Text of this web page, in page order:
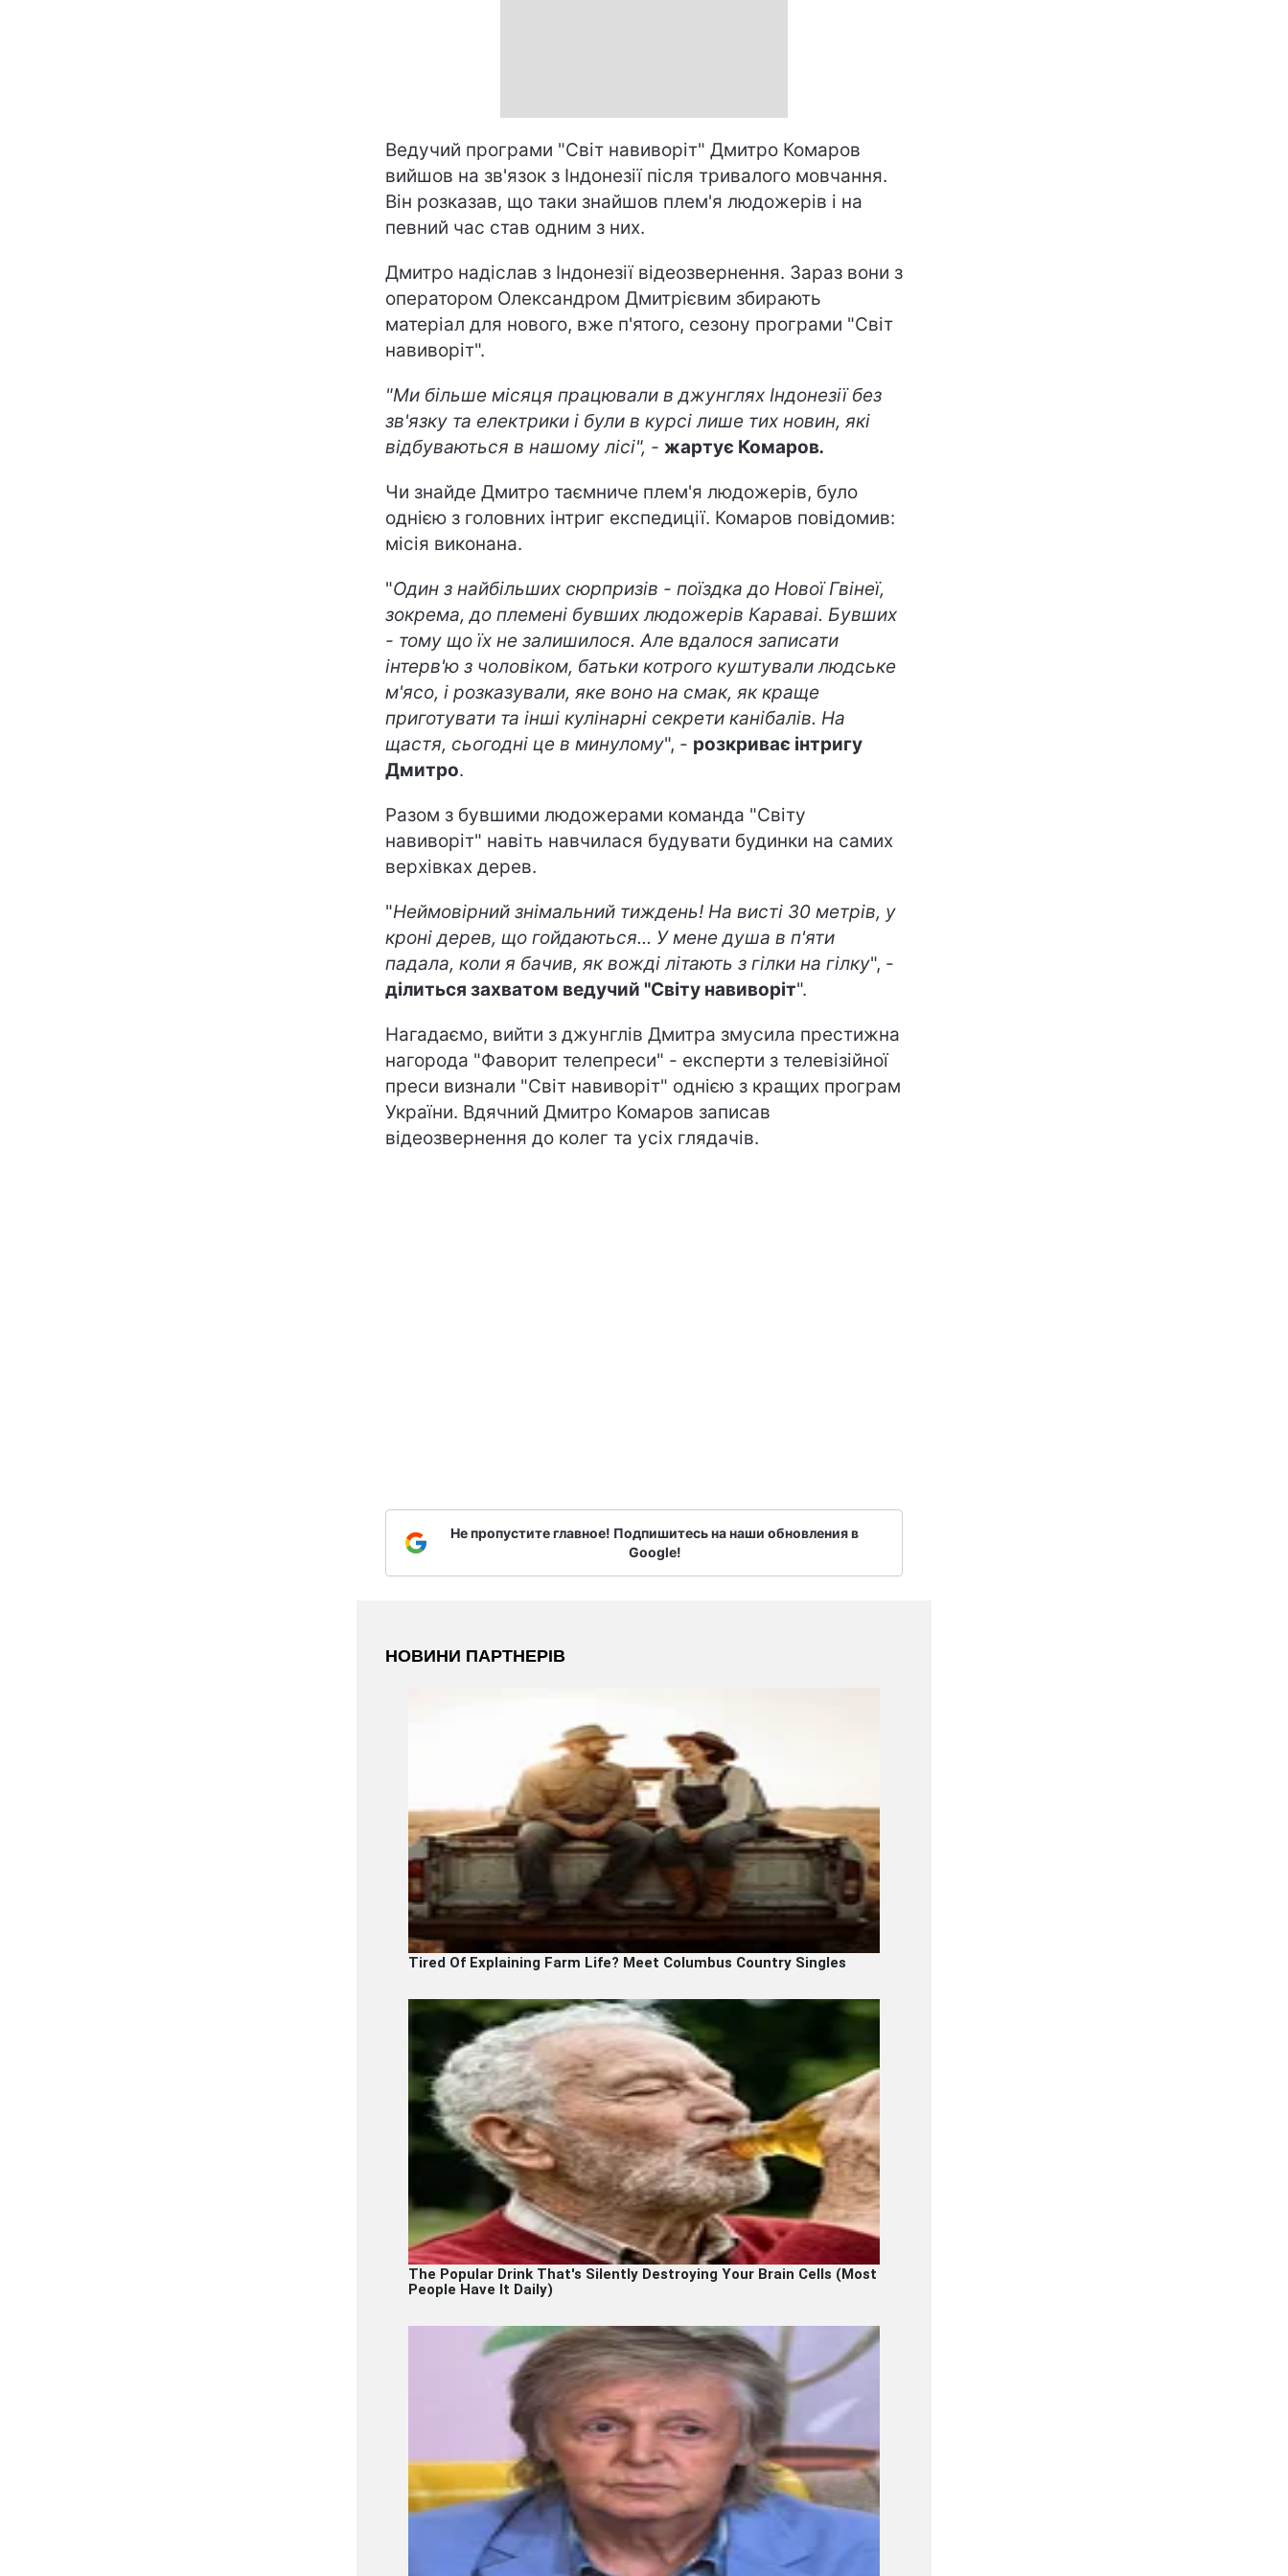
Ведучий програми "Світ навиворіт" Дмитро Комаров
вийшов на зв'язок з Індонезії після тривалого мовчання.
Він розказав, що таки знайшов плем'я людожерів і на
певний час став одним з них.
Дмитро надіслав з Індонезії відеозвернення. Зараз вони з
оператором Олександром Дмитрієвим збирають
матеріал для нового, вже п'ятого, сезону програми "Світ
навиворіт".
"Ми більше місяця працювали в джунглях Індонезії без
зв'язку та електрики і були в курсі лише тих новин, які
відбуваються в нашому лісі", - жартує Комаров.
Чи знайде Дмитро таємниче плем'я людожерів, було
однією з головних інтриг експедиції. Комаров повідомив:
місія виконана.
"Один з найбільших сюрпризів - поїздка до Нової Гвінеї,
зокрема, до племені бувших людожерів Караваі. Бувших
- тому що їх не залишилося. Але вдалося записати
інтерв'ю з чоловіком, батьки котрого куштували людське
м'ясо, і розказували, яке воно на смак, як краще
приготувати та інші кулінарні секрети канібалів. На
щастя, сьогодні це в минулому", - розкриває інтригу
Дмитро.
Разом з бувшими людожерами команда "Світу
навиворіт" навіть навчилася будувати будинки на самих
верхівках дерев.
"Неймовірний знімальний тиждень! На висті 30 метрів, у
кроні дерев, що гойдаються... У мене душа в п'яти
падала, коли я бачив, як вожді літають з гілки на гілку", -
ділиться захватом ведучий "Світу навиворіт".
Нагадаємо, вийти з джунглів Дмитра змусила престижна
нагорода "Фаворит телепреси" - експерти з телевізійної
преси визнали "Світ навиворіт" однією з кращих програм
України. Вдячний Дмитро Комаров записав
відеозвернення до колег та усіх глядачів.
Не пропустите главное! Подпишитесь на наши обновления в
Google!